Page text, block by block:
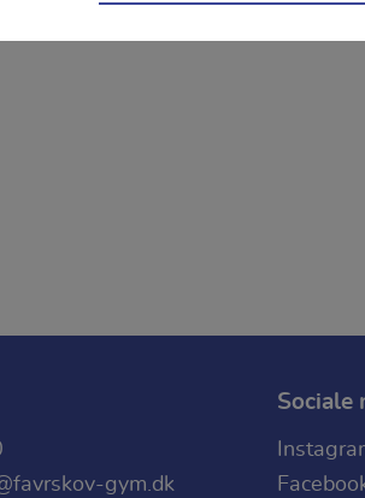
gym.dk
Sociale
nødvendige for hjemmesidens
indkøbskurv og kan derfor ikke